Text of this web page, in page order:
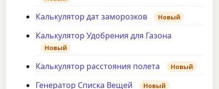
Калькулятор дат заморозков Новый
Калькулятор Удобрения для Газона
Новый
Калькулятор расстояния полета Новый
Генератор Списка Вещей Новый